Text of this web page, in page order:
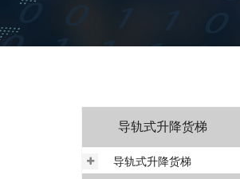
导轨式升降货梯
导轨式升降货梯